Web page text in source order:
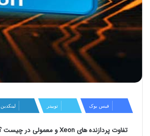
فیس بوک توییتر لینکدین
تفاوت پردازنده های Xeon و معمولی در چیست ؟